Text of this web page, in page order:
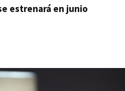
estrenará en junio